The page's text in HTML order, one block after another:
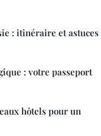
: itinéraire et astuces
: votre passeport
hôtels pour un